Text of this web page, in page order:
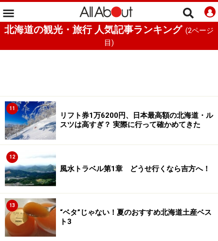
北海道の観光・旅行 人気記事ランキング (2ページ
目)
11
リフト券1万6200円、日本最高額の北海道・ル
スツは高すぎ？ 実際に行って確かめてきた
12
風水トラベル第1章 どうせ行くなら吉方へ！
13
“ベタ”じゃない！夏のおすすめ北海道土産ベス
ト3